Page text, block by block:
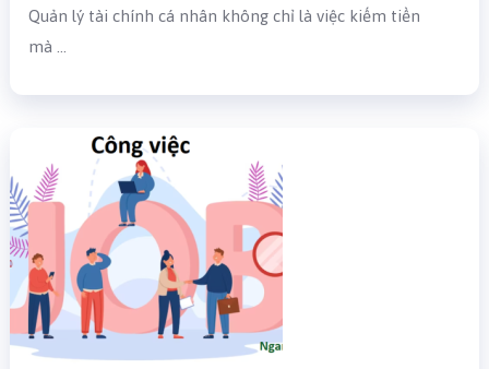
Quản lý tài chính cá nhân không chỉ là việc kiếm tiền
mà …